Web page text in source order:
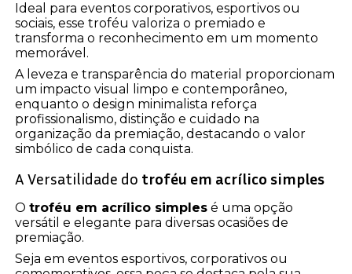
Ideal para eventos corporativos, esportivos ou
sociais, esse troféu valoriza o premiado e
transforma o reconhecimento em um momento
memorável.
A leveza e transparência do material proporcionam
um impacto visual limpo e contemporâneo,
enquanto o design minimalista reforça
profissionalismo, distinção e cuidado na
organização da premiação, destacando o valor
simbólico de cada conquista.
A Versatilidade do troféu em acrílico simples
Otroféu em acrílico simples é uma opção
versátil e elegante para diversas ocasiões de
premiação.
Seja em eventos esportivos, corporativos ou